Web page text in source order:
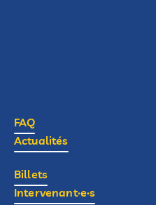
FAQ
Actualités
Billets
Intervenant·e·s